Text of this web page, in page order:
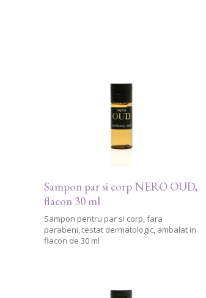
Sampon par si corp NERO OUD,
flacon 30 ml
Sampon pentru par si corp, fara
parabeni, testat dermatologic, ambalat in
flacon de 30 ml